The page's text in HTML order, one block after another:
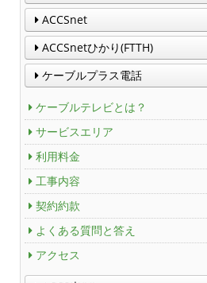
ACCSnet
ACCSnetひかり(FTTH)
ケーブルプラス電話
ケーブルテレビとは？
サービスエリア
利用料金
工事内容
契約約款
よくある質問と答え
アクセス
Service guidance (in
Channel Table
ACCSTV
ACCSnet
Cable-plus Phone
ACCSTV,ACCSnet&Cable-
Service
ACCS Cable Connection